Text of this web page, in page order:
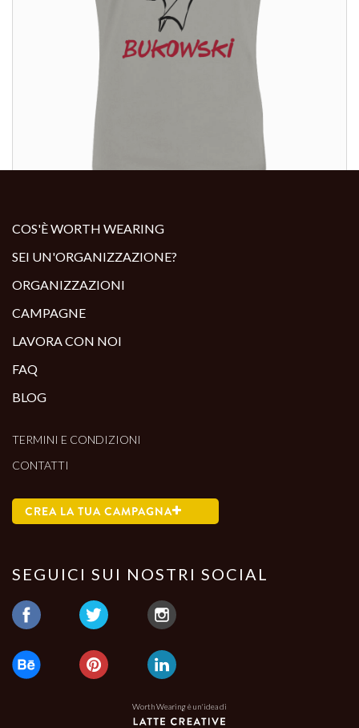
COS'È WORTH WEARING
SEI UN'ORGANIZZAZIONE?
ORGANIZZAZIONI
CAMPAGNE
LAVORA CON NOI
FAQ
BLOG
TERMINI E CONDIZIONI
CONTATTI
CREA LA TUA CAMPAGNA
SEGUICI SUI NOSTRI SOCIAL
Worth Wearing è un'idea di